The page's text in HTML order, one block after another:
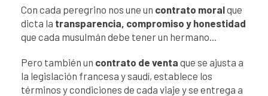
Con cada peregrino nos une un contrato moralque
dicta la transparencia, compromiso y honestidad
que cada musulmán debe tener un hermano...
Pero también un contrato de venta que se ajusta a
la legislación francesa y saudí, establece los
términos y condiciones de cada viaje y se entrega a